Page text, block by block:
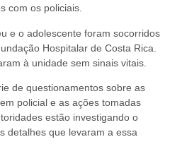
com os policiais.
e o adolescente foram socorridos
Hospitalar de Costa Rica.
à unidade sem sinais vitais.
de questionamentos sobre as
policial e as ações tomadas
estão investigando o
detalhes que levaram a essa